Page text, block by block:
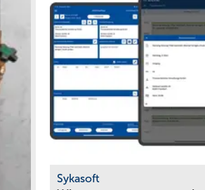
Sykasoft